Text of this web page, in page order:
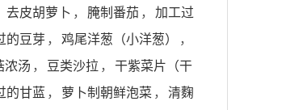
去皮胡萝卜 ， 腌制番茄 ，
加工过
的豆芽 ， 鸡尾洋葱（小洋葱）
，
浓汤 ， 豆类沙拉 ，
干紫菜片（干
的甘蓝 ， 萝卜制朝鲜泡菜 ，
清麴